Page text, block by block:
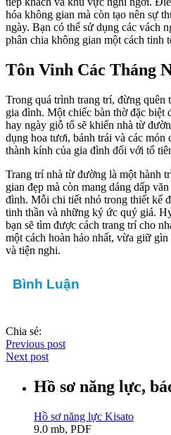
hóa không gian mà còn tạo nên sự
ngày. Bạn có thể sử dụng các vách
phân chia không gian một cách tinh
Tôn Vinh Các Tháng
Trong quá trình trang trí, đừng quên
gia đình. Một chiếc bàn thờ đặc biệt
hay ngày giỗ tổ sẽ khiến nhà từ
dụng hoa tươi, bánh trái và các món
thành kính của gia đình đối với tổ
Trang trí nhà từ đường là một hành
gian đẹp mà còn mang dáng dấp
đình. Mỗi chi tiết nhỏ trong thiết kế
tinh thần và những ký ức quý giá.
bạn sẽ tìm được cách trang trí cho
một cách hoàn hảo nhất, vừa giữ
và tiện nghi.
Bình Luận
Chia sẻ:
Previous post
Next post
Hồ sơ năng lực,
Hồ sơ năng lực Kisato
9.0 mb, PDF